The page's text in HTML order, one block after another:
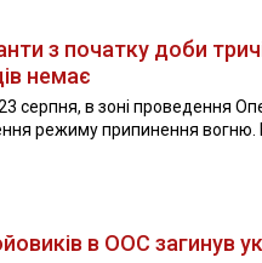
з початку доби
немає
серпня, в зоні проведення
режиму припинення вогню.
в ООС загинув